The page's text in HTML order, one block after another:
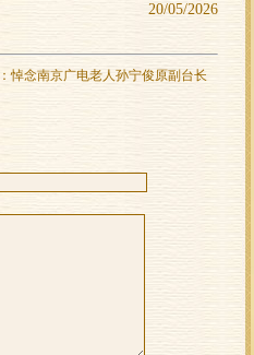
20/05/2026
悼念南京广电老人孙宁俊原副台长